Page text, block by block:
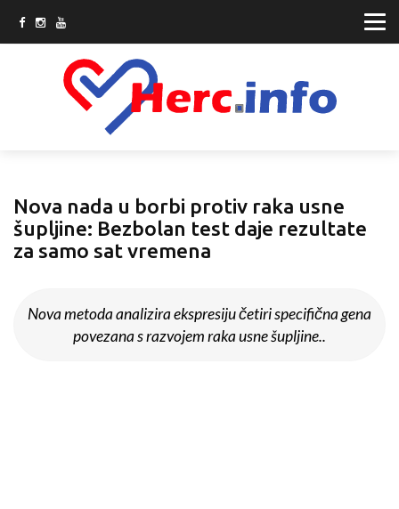
Nova nada u borbi protiv raka usne
šupljine: Bezbolan test daje rezultate
za samo sat vremena
Nova metoda analizira ekspresiju četiri specifična gena
povezana s razvojem raka usne šupljine..